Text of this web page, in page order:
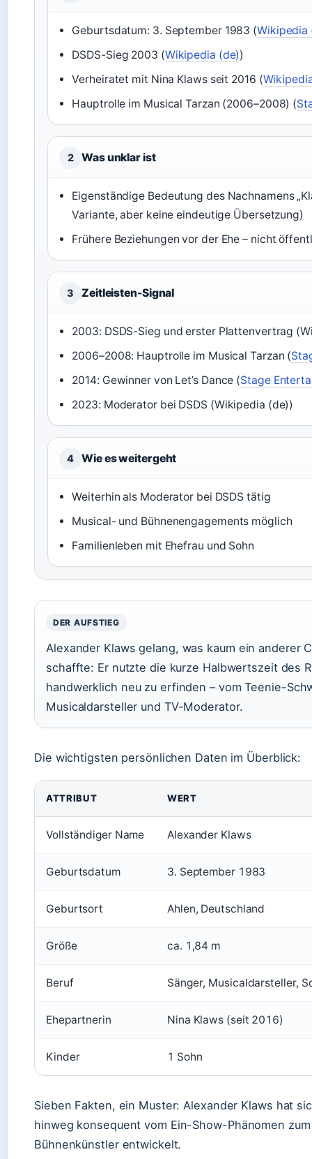
Geburtsdatum: 3. September 1983 (Wikipedia
DSDS-Sieg 2003 (Wikipedia (de))
Verheiratet mit Nina Klaws seit 2016 (
Hauptrolle im Musical Tarzan (2006–2008) (
2 Was unklar ist
Eigenständige Bedeutung des Nachnamens
Variante, aber keine eindeutige Übersetzung)
Frühere Beziehungen vor der Ehe – nicht
3 Zeitleisten-Signal
2003: DSDS-Sieg und erster Plattenvertrag
2006–2008: Hauptrolle im Musical Tarzan (
2014: Gewinner von Let’s Dance (Stage
2023: Moderator bei DSDS (Wikipedia (de))
4 Wie es weitergeht
Weiterhin als Moderator bei DSDS tätig
Musical- und Bühnenengagements möglich
Familienleben mit Ehefrau und Sohn
DER AUFSTIEG
Alexander Klaws gelang, was kaum ein anderer
schaffte: Er nutzte die kurze Halbwertszeit des
handwerklich neu zu erfinden – vom Teenie-
Musicaldarsteller und TV-Moderator.
Die wichtigsten persönlichen Daten im Überblick:
ATTRIBUT WERT
Vollständiger Name Alexander Klaws
Geburtsdatum 3. September 1983
Geburtsort Ahlen, Deutschland
Größe ca. 1,84 m
Beruf Sänger, Musicaldarsteller,
Ehepartnerin Nina Klaws (seit 2016)
Kinder 1 Sohn
Sieben Fakten, ein Muster: Alexander Klaws hat
hinweg konsequent vom Ein-Show-Phänomen
Bühnenkünstler entwickelt.